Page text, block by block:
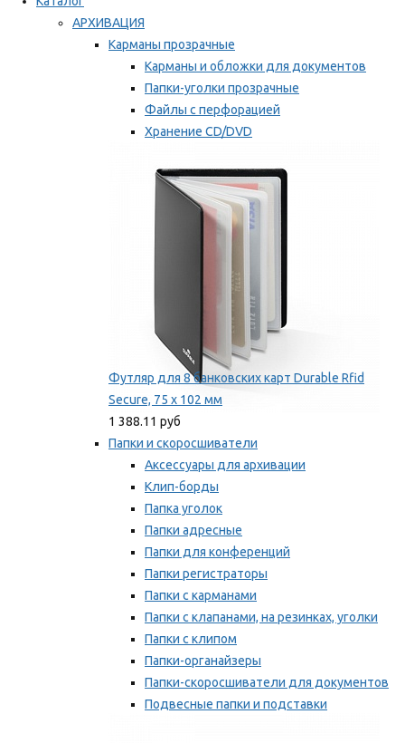
АРХИВАЦИЯ
Карманы прозрачные
Карманы и обложки для документов
Папки-уголки прозрачные
Файлы с перфорацией
Хранение CD/DVD
Мы рекомендуем
Футляр для 8 банковских карт Durable Rfid
Secure, 75 х 102 мм
1 388.11 руб
Папки и скоросшиватели
Аксессуары для архивации
Клип-борды
Папка уголок
Папки адресные
Папки для конференций
Папки регистраторы
Папки с карманами
Папки с клапанами, на резинках, уголки
Папки с клипом
Папки-органайзеры
Папки-скоросшиватели для документов
Подвесные папки и подставки